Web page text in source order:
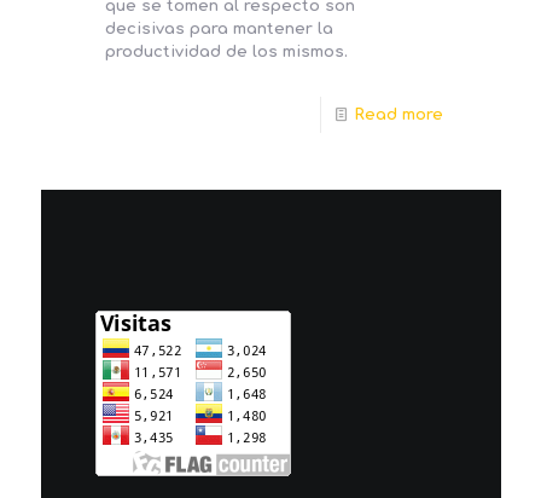
que se tomen al respecto son
decisivas para mantener la
productividad de los mismos.
Read more